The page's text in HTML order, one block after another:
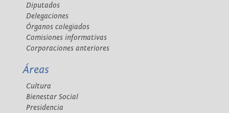
Diputados
Delegaciones
Órganos colegiados
Comisiones informativas
Corporaciones anteriores
Áreas
Cultura
Bienestar Social
Presidencia